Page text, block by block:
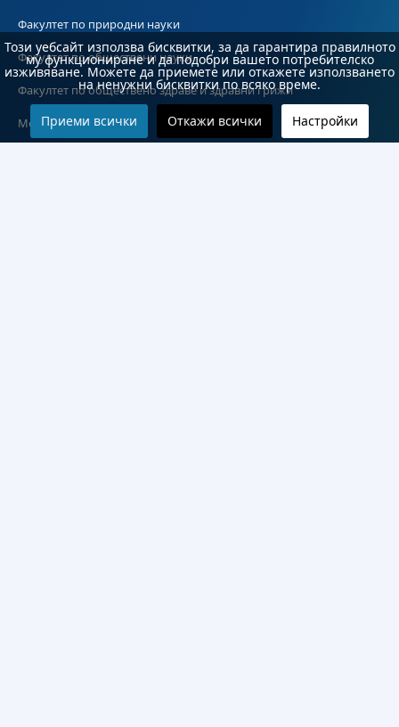
Факултет по природни науки
Факултет по обществени науки
Факултет по обществено здраве и здравни грижи
Медицински факултет
Този уебсайт използва бисквитки, за да гарантира правилното
му функциониране и да подобри вашето потребителско
изживяване. Можете да приемете или откажете използването
на ненужни бисквитки по всяко време.
Приеми всички Откажи всички Настройки